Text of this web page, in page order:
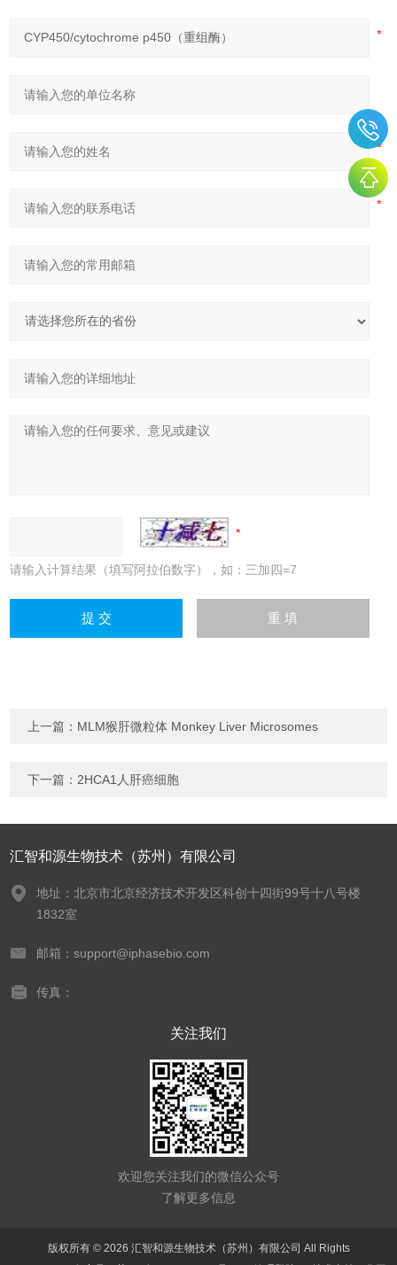
请输入计算结果（填写阿拉伯数字），如：三加四=7
上一篇： MLM猴肝微粒体 Monkey Liver Microsomes
下一篇： 2HCA1人肝癌细胞
汇智和源生物技术（苏州）有限公司
地址：北京市北京经济技术开发区科创十四街99号十八号楼
1832室
邮箱：support@iphasebio.com
传真：
关注我们
欢迎您关注我们的微信公众号
了解更多信息
版权所有 © 2026 汇智和源生物技术（苏州）有限公司 All Rights